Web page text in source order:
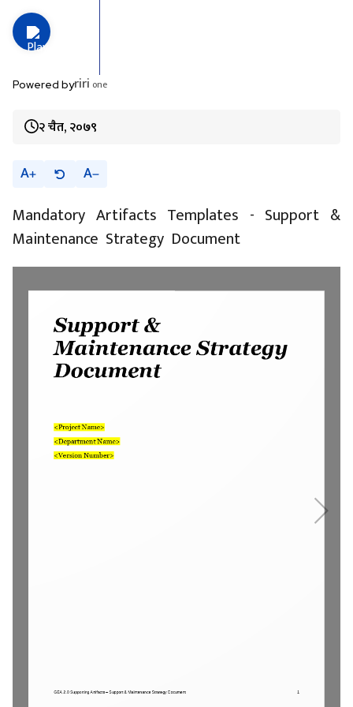
Powered byriri one
२ चैत, २०७९
A A
Mandatory Artifacts Templates - Support &
Maintenance Strategy Document